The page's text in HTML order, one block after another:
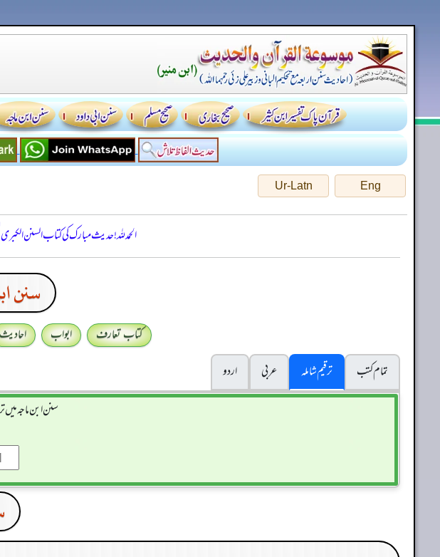
Eng
Ur-Latn
الحمدللہ! حدیث مبارک کی کتاب السنن
سنن
کتاب تعارف ابواب
تمام کتب
ترقیم شاملہ عربی
اردو
سنن ابن ماجہ میں